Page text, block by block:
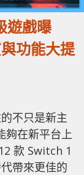
遊戲曝
功能大提
不只是新主
夠在新平台上
款 Switch 1
帶來更佳的